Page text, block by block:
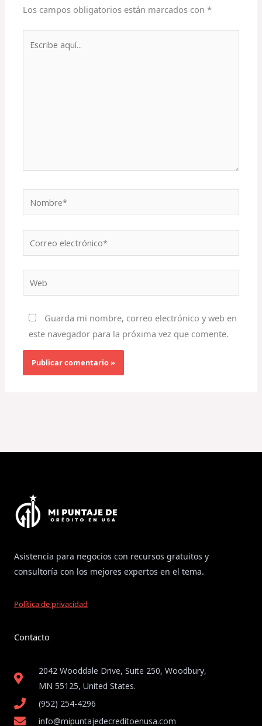
Los campos obligatorios están marcados con*
Nombre*
electrónico*
Guarda mi nombre, correo electrónico y web en
este navegador para la próxima vez que comente.
Asistencia para negocios con recursos gratuitos y
consultoría con los mejores expertos en el tema.
Política de privacidad
Contacto
2042 Wooddale Drive, Suite 250, Woodbury,
MN 55125, United States​.
(952) 254-4296
info@mipuntajedecreditoenusa.com